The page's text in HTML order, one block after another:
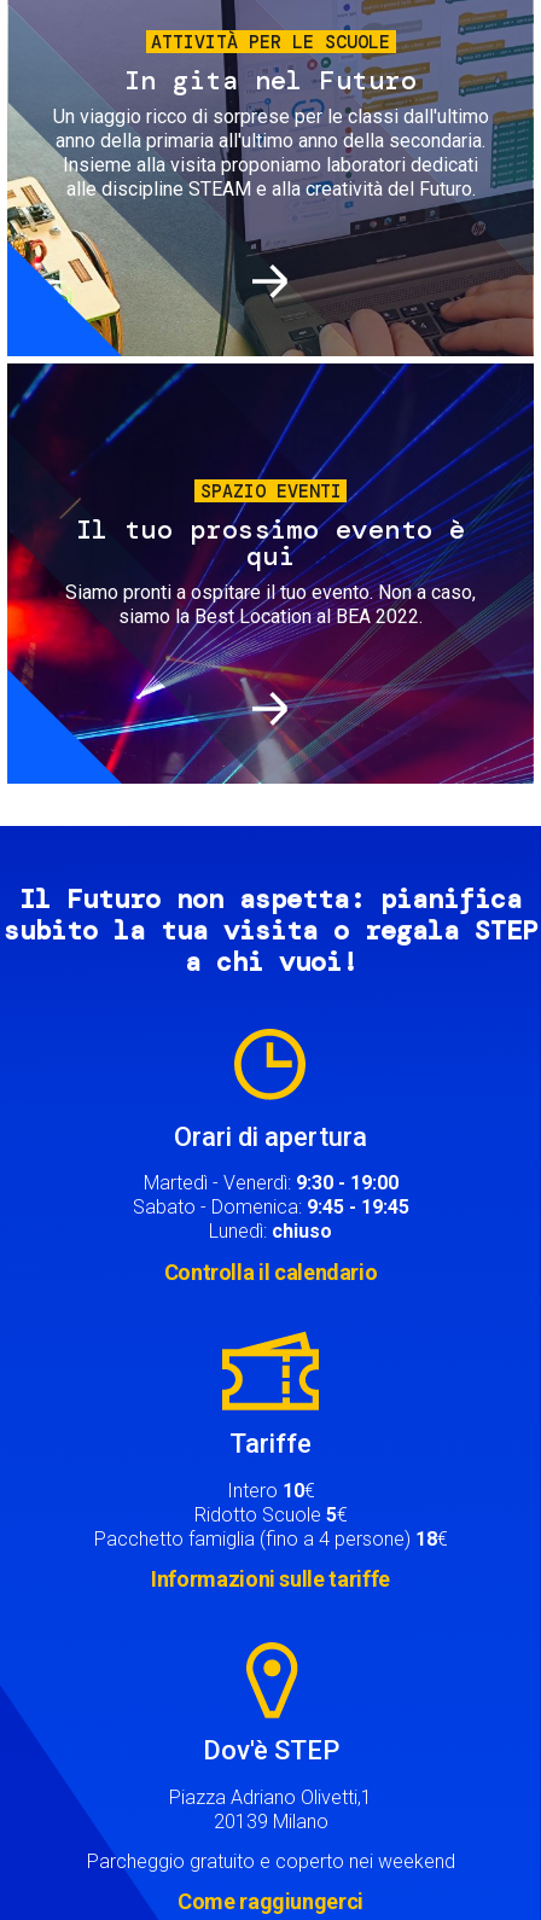
ATTIVITÀ PER LE SCUOLE
In gita nel Futuro
Un viaggio ricco di sorprese per le classi dall'ultimo
anno della primaria all'ultimo anno della secondaria.
Insieme alla visita proponiamo laboratori dedicati
alle discipline STEAM e alla creatività del Futuro.
Immagine
SPAZIO EVENTI
Il tuo prossimo evento è
qui
Siamo pronti a ospitare il tuo evento. Non a caso,
siamo la Best Location al BEA 2022.
Il Futuro non aspetta: pianifica
subito la tua visita o regala STEP
a chi vuoi!
Orari di apertura
Martedì - Venerdì: 9:30 - 19:00
Sabato - Domenica: 9:45 - 19:45
Lunedì: chiuso
Controlla il calendario
Tariffe
Intero 10€
Ridotto Scuole 5€
Pacchetto famiglia (fino a 4 persone) 18€
Informazioni sulle tariffe
Dov'è STEP
Piazza Adriano Olivetti,1
20139 Milano
Parcheggio gratuito e coperto nei weekend
Come raggiungerci